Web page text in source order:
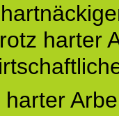
harter
harter